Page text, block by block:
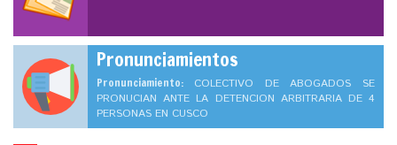
Pronunciamientos
Pronunciamiento: COLECTIVO DE ABOGADOS SE
PRONUCIAN ANTE LA DETENCION ARBITRARIA DE 4
PERSONAS EN CUSCO